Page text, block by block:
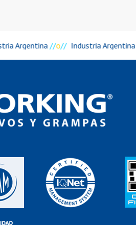
Argentina //o// Industria Argentina